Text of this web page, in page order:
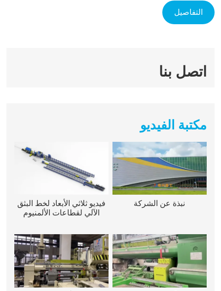
التفاصيل
اتصل بنا
مكتبة الفيديو
نبذة عن الشركة
فيديو ثلاثي الأبعاد لخط البثق
الآلي لقطاعات الألمنيوم